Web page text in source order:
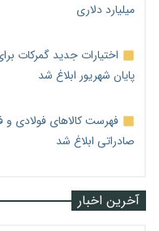
میلیارد دلاری
اختیارات جدید گمرکات
پایان شهریور ابلاغ شد
صادراتی ابلاغ شد
آخرین اخبار